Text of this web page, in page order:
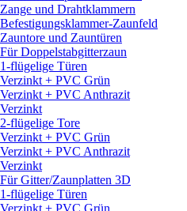
Zange und Drahtklammern
Befestigungsklammer-Zaunfeld
Zauntore und Zauntüren
Für Doppelstabgitterzaun
1-flügelige Türen
Verzinkt + PVC Grün
Verzinkt + PVC Anthrazit
Verzinkt
2-flügelige Tore
Verzinkt + PVC Grün
Verzinkt + PVC Anthrazit
Verzinkt
Für Gitter/Zaunplatten 3D
1-flügelige Türen
Verzinkt + PVC Grün